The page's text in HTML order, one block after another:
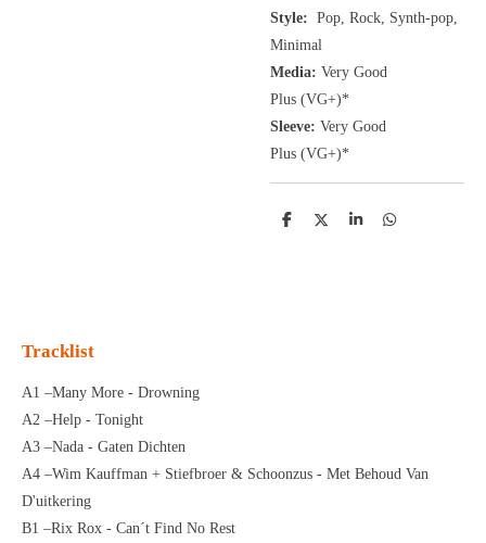
Style: Pop, Rock, Synth-pop,
Minimal
Media: Very Good
Plus (VG+)*
Sleeve: Very Good
Plus (VG+)*
D
D
S
D
Tracklist
A1 –Many More - Drowning
A2 –Help - Tonight
A3 –Nada - Gaten Dichten
A4 –Wim Kauffman + Stiefbroer & Schoonzus - Met Behoud Van
D'uitkering
B1 –Rix Rox - Can´t Find No Rest